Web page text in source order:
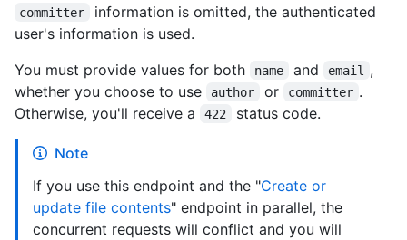
committer
information is omitted, the authenticated
user's information is used.
You must provide values for both
name and email
,
whether you choose to use
author or committer .
Otherwise, you'll receive a
422 status code.
Note
If you use this endpoint and the "Create or
update file contents" endpoint in parallel, the
concurrent requests will conflict and you will